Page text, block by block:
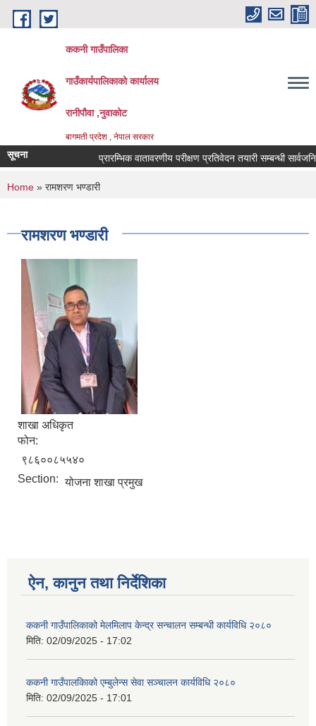
Skip to main content
ककनी गाउँपालिका
गाउँकार्यपालिकाको कार्यालय
रानीपौवा ,नुवाकोट
बागमती प्रदेश , नेपाल सरकार
सूचना प्रारम्भिक वातावरणीय परीक्षण प्रतिवेदन तयारी सम्बन्धी सार्वजनिक
You are here
Home » रामशरण भण्डारी
रामशरण भण्डारी
शाखा अधिकृत
फोन:
९८६००८५५४०
Section: योजना शाखा प्रमुख
ऐन, कानुन तथा निर्देशिका
ककनी गाउँपालिकाको मेलमिलाप केन्द्र सन्चालन सम्बन्धी कार्यविधि २०८०
मिति: 02/09/2025 - 17:02
ककनी गाउँपालकािको एम्बुलेन्स सेवा सञ्चालन कार्यविधि २०८०
मिति: 02/09/2025 - 17:01